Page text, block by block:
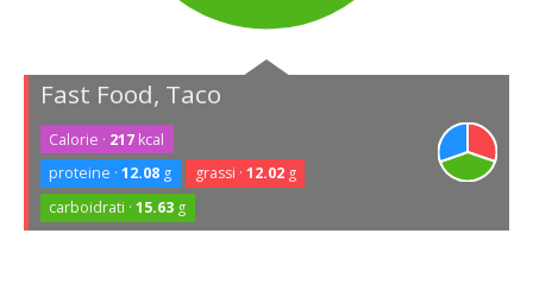
Fast Food, Taco
Calorie · 217 kcal
proteine ·12.08 g grassi · 12.02g
carboidrati ·15.63 g